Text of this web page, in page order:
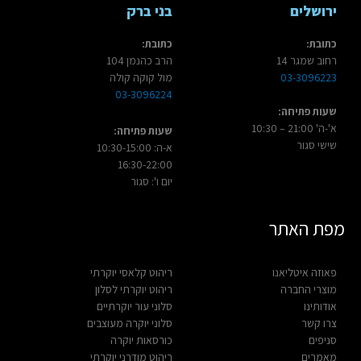
ירושלים
כתובת:
רחוב שמגר 14
03-3096223
שעות פתיחה:
א'-ה' 21:00 – 10:30
שישי סגור
בני ברק
כתובת:
הרב כהנמן 104
מול קוקה קולה
03-3096224
שעות פתיחה:
א-ה: 10:30-15:00
16:30-22:00
יום ו': סגור
מפת האתר
פאוזה איטליאנו
מוצרי החברה
אודותינו
צרו קשר
סניפים
מאמרים
ריהוט קלאסי יוקרתי
ריהוט יוקרתי לסלון
סלוני עור יוקרתיים
סלוני יוקרה מעוצבים
כורסאות יוקרה
ריהוט מודרני יוקרתי